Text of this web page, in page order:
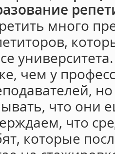
много
чем у
что они
что
которые